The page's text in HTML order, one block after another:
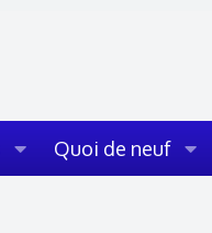
Quoi de neuf